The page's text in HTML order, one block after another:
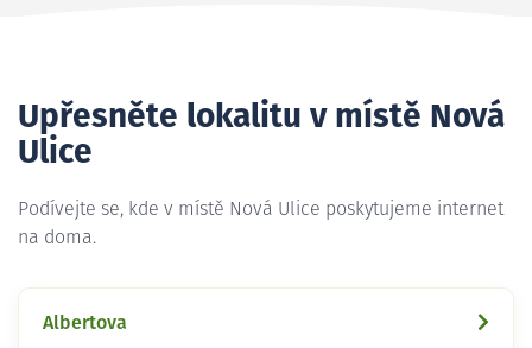
Upřesněte lokalitu v místě Nová
Ulice
Podívejte se, kde v místě Nová Ulice poskytujeme internet
na doma.
Albertova